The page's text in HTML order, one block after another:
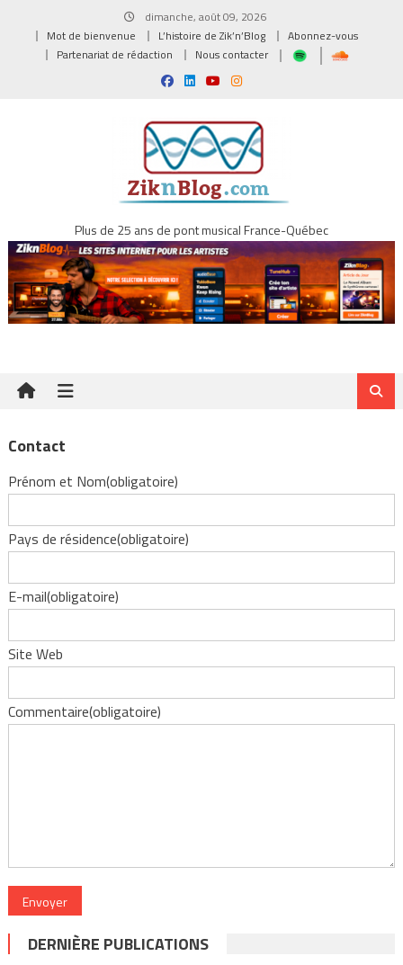
dimanche, août 09, 2026
Mot de bienvenue
L’histoire de Zik’n’Blog
Abonnez-vous
Partenariat de rédaction
Nous contacter
Plus de 25 ans de pont musical France-Québec
Contact
Prénom et Nom(obligatoire)
Pays de résidence(obligatoire)
E-mail(obligatoire)
Site Web
Commentaire(obligatoire)
Envoyer
DERNIÈRE PUBLICATIONS